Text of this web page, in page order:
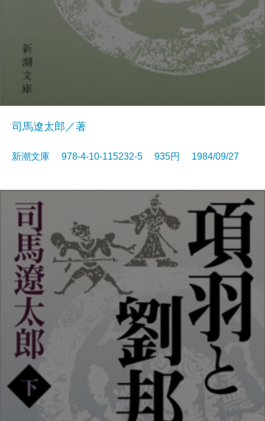
司馬遼太郎／著
新潮文庫 978-4-10-115232-5 935円 1984/09/27